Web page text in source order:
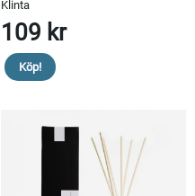
Klinta
109 kr
Köp!